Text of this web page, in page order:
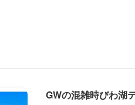
GWの混雑時びわ湖